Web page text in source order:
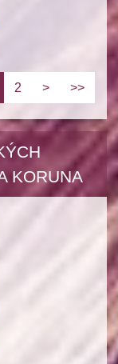
2 > >>
KORUNA